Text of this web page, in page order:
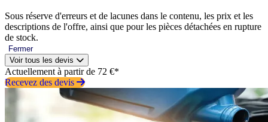
Sous réserve d'erreurs et de lacunes dans le contenu, les prix et les
descriptions de l'offre, ainsi que pour les pièces détachées en rupture
de stock.
Fermer
Voir tous les devis
Actuellement à partir de 72 €*
Recevez des devis